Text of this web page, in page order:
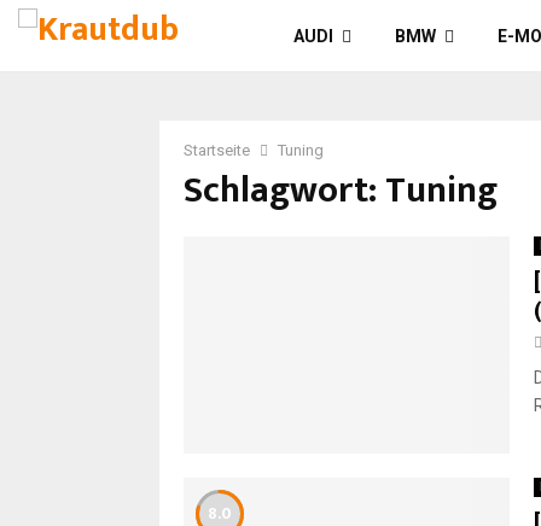
AUDI BMW E-
Startseite Tuning
Schlagwort: Tuning
8.0